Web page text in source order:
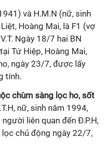
và H.M.N (nữ, sinh
Hoàng Mai, là F1 (vợ
Ngày 18/7 hai BN
Tứ Hiệp, Hoàng Mai,
ngày 23/7, được lấy
tính.
chùm sàng lọc ho, sốt
nữ, sinh năm 1994,
người liên quan đến Đ.P.H,
chủ động ngày 22/7,